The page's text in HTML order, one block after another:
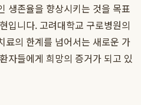
생존율을 향상시키는 것을 목표
입니다. 고려대학교 구로병원의
료의 한계를 넘어서는 새로운 가
자들에게 희망의 증거가 되고 있